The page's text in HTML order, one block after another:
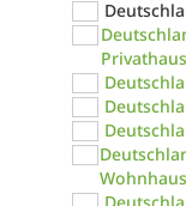
Privathaus